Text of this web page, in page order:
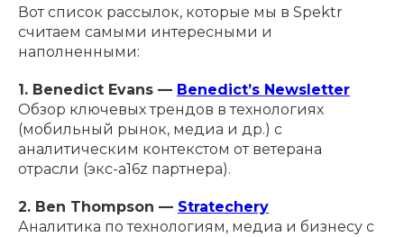
Вот список рассылок, которые мы в Spektr
считаем самыми интересными и
наполненными:
1. Benedict Evans — Benedict’s Newsletter
Обзор ключевых трендов в технологиях
(мобильный рынок, медиа и др.) с
аналитическим контекстом от ветерана
отрасли (экс-a16z партнера).
2. Ben Thompson — Stratechery
Аналитика по технологиям, медиа и бизнесу с